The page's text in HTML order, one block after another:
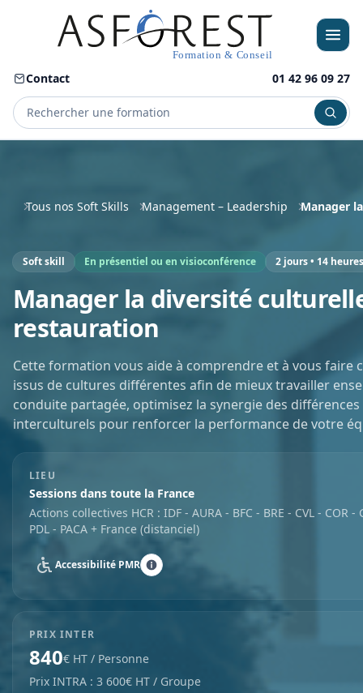
Contact 01 42 96 09 27
Tous nos Soft Skills Management – Leadership Manager
Soft skill En présentiel ou en visioconférence 2 jours • 14 heures
Manager la diversité
restauration
Cette formation vous aide à comprendre et à vous faire
issus de cultures différentes afin de mieux travailler
conduite partagée, optimisez la synergie des
interculturels pour renforcer la performance de votre
LIEU
Sessions dans toute la France
Actions collectives HCR : IDF - AURA - BFC - BRE - CVL - COR
PDL - PACA + France (distanciel)
Accessibilité PMR
PRIX INTER
840€ HT / Personne
Prix INTRA : 3 600€ HT / Groupe